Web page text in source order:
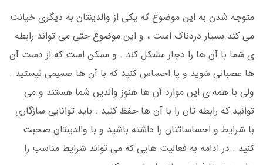
متوجه شدن به این موضوع که یکی از والدینتان به دیگری خیانت
می کند بسیار دردناک است ، و این موضوع حتی می تواند رابطه
ی شما با آن ها را دچار مشکل کند . و ممکن است که از دست آن
ها عصبانی شوید و یا احساس کنید که با آن ها صمیمی نیستید .
ولی با همه ی این موارد آن ها هنوز والدین شما هستند و می
توانید که رابطه تان را با آن ها حفظ کنید . باید توانایی سازگاری
با شرایط و احساساتتان را داشته باشید و با والدینتان صحبت
کنید . در ادامه به فعالیت هایی که می تواند شرایط مناسب را